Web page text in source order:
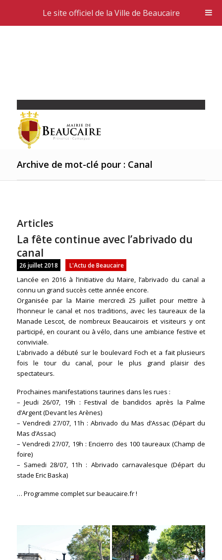
Archive de mot-clé pour : Canal
Articles
La fête continue avec l’abrivado du
canal
26 juillet 2018 L'Actu de Beaucaire
Lancée en 2016 à l’initiative du Maire, l’abrivado du canal a
connu un grand succès cette année encore.
Organisée par la Mairie mercredi 25 juillet pour mettre à
l’honneur le canal et nos traditions, avec les taureaux de la
Manade Lescot, de nombreux Beaucairois et visiteurs y ont
participé, en courant ou à vélo, dans une ambiance festive et
conviviale.
L’abrivado a débuté sur le boulevard Foch et a fait plusieurs
fois le tour du canal, pour le plus grand plaisir des
spectateurs.
Prochaines manifestations taurines dans les rues :
– Jeudi 26/07, 19h : Festival de bandidos après la Palme
d’Argent (Devant les Arènes)
– Vendredi 27/07, 11h : Abrivado du Mas d’Assac (Départ du
Mas d’Assac)
– Vendredi 27/07, 19h : Encierro des 100 taureaux (Champ de
foire)
– Samedi 28/07, 11h : Abrivado carnavalesque (Départ du
stade Eric Baska)
… Programme complet sur beaucaire.fr !
Le site officiel de la Ville de Beaucaire